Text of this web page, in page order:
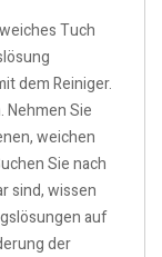
Tuch
dem Reiniger.
Nehmen Sie
weichen
Sie nach
sind, wissen
auf
der